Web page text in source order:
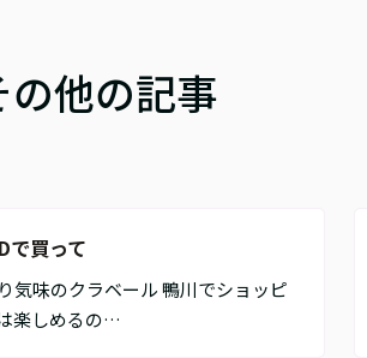
の他の記事
で買って
気味のクラベール 鴨川でショッピ
楽しめるの…